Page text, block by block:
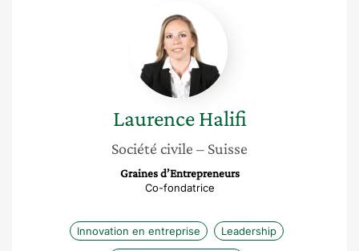
Halifi
Laurence Halifi
Société civile – Suisse
Graines d’Entrepreneurs
Co-fondatrice
Innovation en entreprise Leadership